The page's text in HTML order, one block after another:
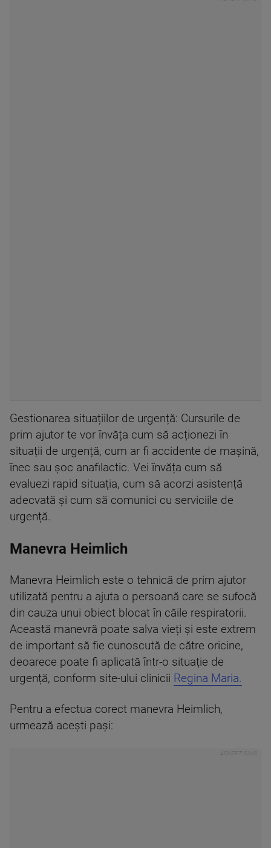
Gestionarea situațiilor de urgență: Cursurile de
prim ajutor te vor învăța cum să acționezi în
situații de urgență, cum ar fi accidente de mașină,
înec sau șoc anafilactic. Vei învăța cum să
evaluezi rapid situația, cum să acorzi asistență
adecvată și cum să comunici cu serviciile de
urgență.
Manevra Heimlich
Manevra Heimlich este o tehnică de prim ajutor
utilizată pentru a ajuta o persoană care se sufocă
din cauza unui obiect blocat în căile respiratorii.
Această manevră poate salva vieți și este extrem
de important să fie cunoscută de către oricine,
deoarece poate fi aplicată într-o situație de
urgență, conform site-ului clinicii Regina Maria.
Pentru a efectua corect manevra Heimlich,
urmează acești pași: